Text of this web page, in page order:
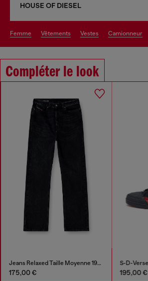
HOUSE OF DIESEL
femme vêtements vestes camionneur
Compléter le look
Jeans Relaxed Taille Moyenne 1980 D-Eeper
175,00 € 195,00 €